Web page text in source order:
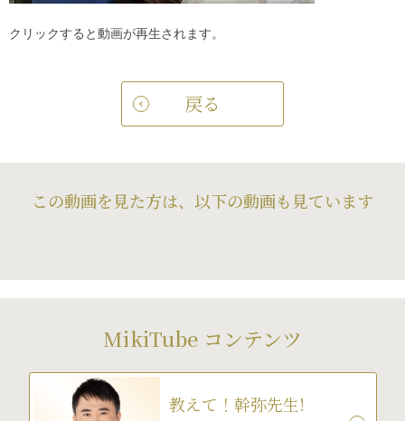
クリックすると動画が再生されます。
戻る
この動画を見た方は、以下の動画も見ています
MikiTube コンテンツ
教えて！幹弥先生!